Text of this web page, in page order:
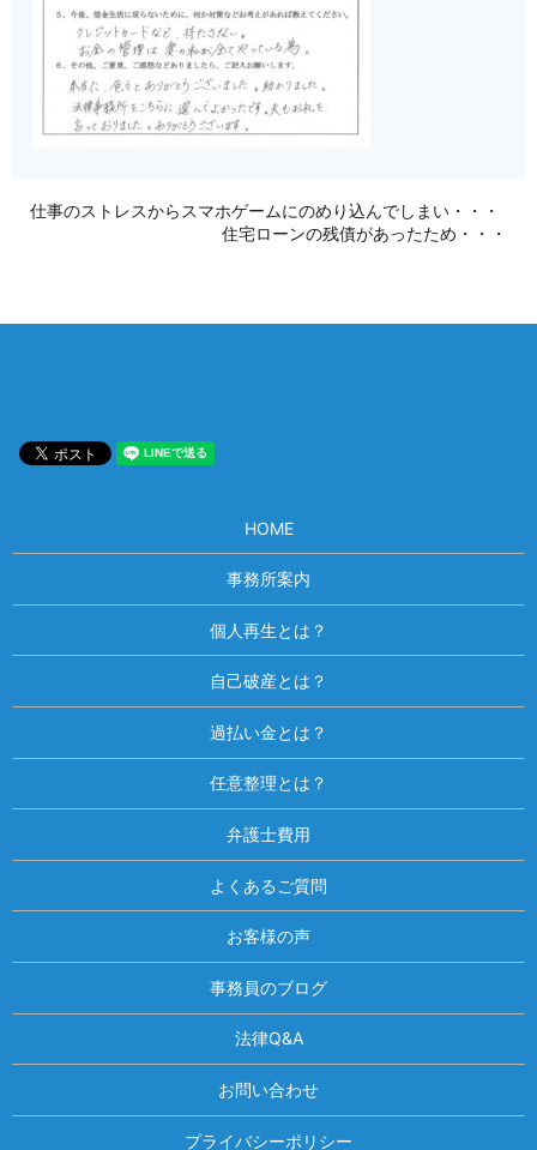
仕事のストレスからスマホゲームにのめり込んでしまい・・・
住宅ローンの残債があったため・・・
HOME
事務所案内
個人再生とは？
自己破産とは？
過払い金とは？
任意整理とは？
弁護士費用
よくあるご質問
お客様の声
事務員のブログ
法律Q&A
お問い合わせ
プライバシーポリシー